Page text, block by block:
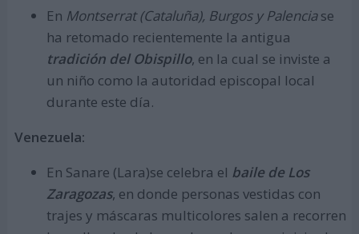
En Montserrat (Cataluña), Burgos y Palenciase
ha retomado recientemente la antigua
tradición del Obispillo, en la cual se inviste a
un niño como la autoridad episcopal local
durante este día.
Venezuela:
En Sanare (Lara)se celebra el baile de Los
Zaragozas, en donde personas vestidas con
trajes y máscaras multicolores salen a recorren